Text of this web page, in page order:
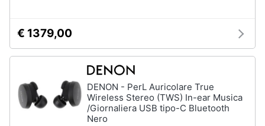
€ 1379,00
DENON - PerL Auricolare True
Wireless Stereo (TWS) In-ear Musica
/Giornaliera USB tipo-C Bluetooth
Nero